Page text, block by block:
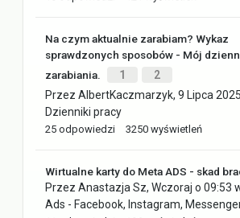
Na czym aktualnie zarabiam? Wykaz
sprawdzonych sposobów - Mój
zarabiania.
1
2
Przez AlbertKaczmarzyk, 9 Lipca 2025
Dzienniki pracy
25 odpowiedzi 3250 wyświetleń
Wirtualne karty do Meta ADS - skad
Przez Anastazja Sz, Wczoraj o 09:53
Ads - Facebook, Instagram,